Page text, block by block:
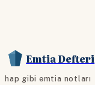
Emtia Defteri
hap gibi emtia notları